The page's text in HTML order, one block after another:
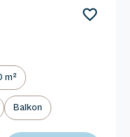
m²
Balkon